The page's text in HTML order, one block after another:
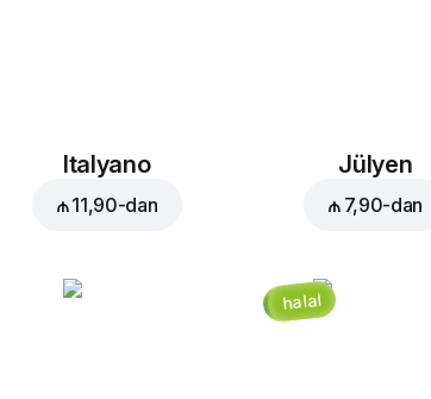
Italyano
₼ 11,90-dan
Jülyen
₼ 7,90-dan
halal